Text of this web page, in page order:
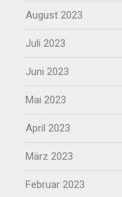
August 2023
Juli 2023
Juni 2023
Mai 2023
April 2023
März 2023
Februar 2023